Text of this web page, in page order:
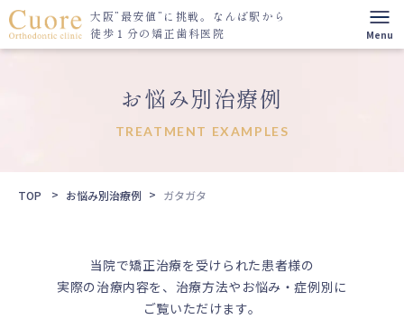
大阪”最安値”に挑戦。 なんば駅から
徒歩１分の矯正歯科医院
お悩み別治療例
TREATMENT EXAMPLES
TOP お悩み別治療例 ガタガタ
当院で矯正治療を受けられた患者様の
実際の治療内容を、治療方法やお悩み・症例別に
ご覧いただけます。